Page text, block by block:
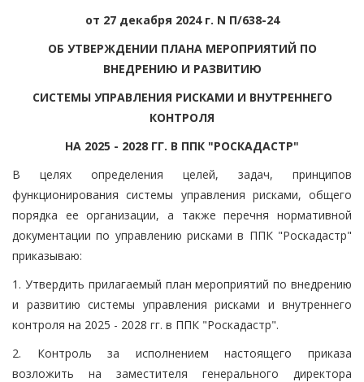
от 27 декабря 2024 г. N П/638-24
ОБ УТВЕРЖДЕНИИ ПЛАНА МЕРОПРИЯТИЙ ПО
ВНЕДРЕНИЮ И РАЗВИТИЮ
СИСТЕМЫ УПРАВЛЕНИЯ РИСКАМИ И ВНУТРЕННЕГО
КОНТРОЛЯ
НА 2025 - 2028 ГГ. В ППК "РОСКАДАСТР"
В целях определения целей, задач, принципов
функционирования системы управления рисками, общего
порядка ее организации, а также перечня нормативной
документации по управлению рисками в ППК "Роскадастр"
приказываю:
1. Утвердить прилагаемый план мероприятий по внедрению
и развитию системы управления рисками и внутреннего
контроля на 2025 - 2028 гг. в ППК "Роскадастр".
2. Контроль за исполнением настоящего приказа
возложить на заместителя генерального директора